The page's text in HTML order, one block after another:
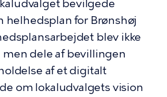
bevilgede
helhedsplan for Brønshøj
blev ikke
dele af bevillingen
af et digitalt
om lokaludvalgets vision